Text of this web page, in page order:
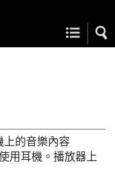
上的音樂內容
用耳機。播放器上